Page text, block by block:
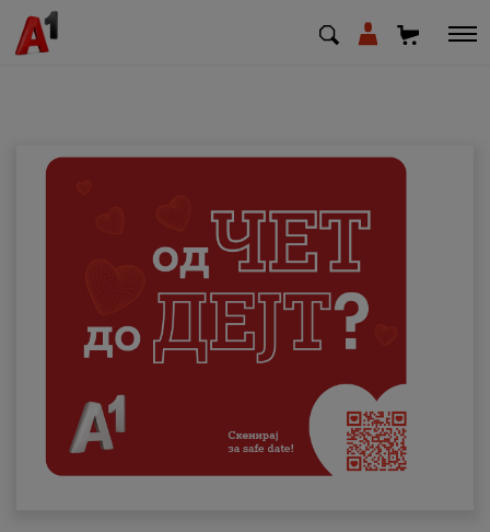
Деловни
Поддршка
Надополни кредит
Плати сметка